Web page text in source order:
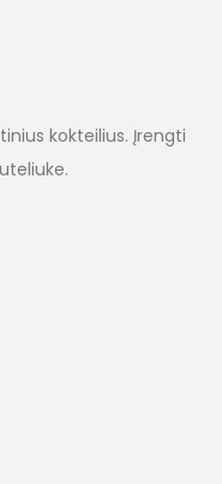
kokteilius. Įrengti